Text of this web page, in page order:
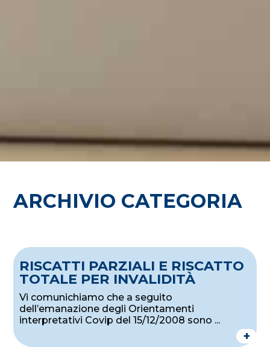
ARCHIVIO CATEGORIA
RISCATTI PARZIALI E RISCATTO
TOTALE PER INVALIDITÀ
Vi comunichiamo che a seguito
dell’emanazione degli Orientamenti
interpretativi Covip del 15/12/2008 sono ...
+